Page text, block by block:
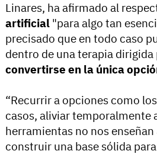
Linares, ha afirmado al
artificial "para algo tan
precisado que en todo caso
dentro de una terapia
convertirse en la única
“Recurrir a opciones como
casos, aliviar temporalmente
herramientas no nos
construir una base sólida